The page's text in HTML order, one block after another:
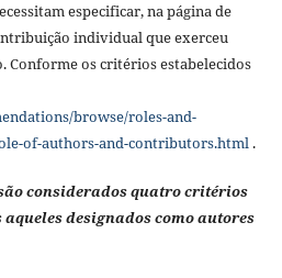
especificar, na página de
individual que exerceu
Conforme os critérios estabelecidos
browse/roles-and-
of-authors-and-contributors.html.
considerados quatro critérios
designados como autores